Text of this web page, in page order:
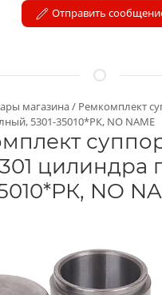
Отправить
магазина
Ремкомплект
5301-35010*РК, NO NAME
цилиндра
NO